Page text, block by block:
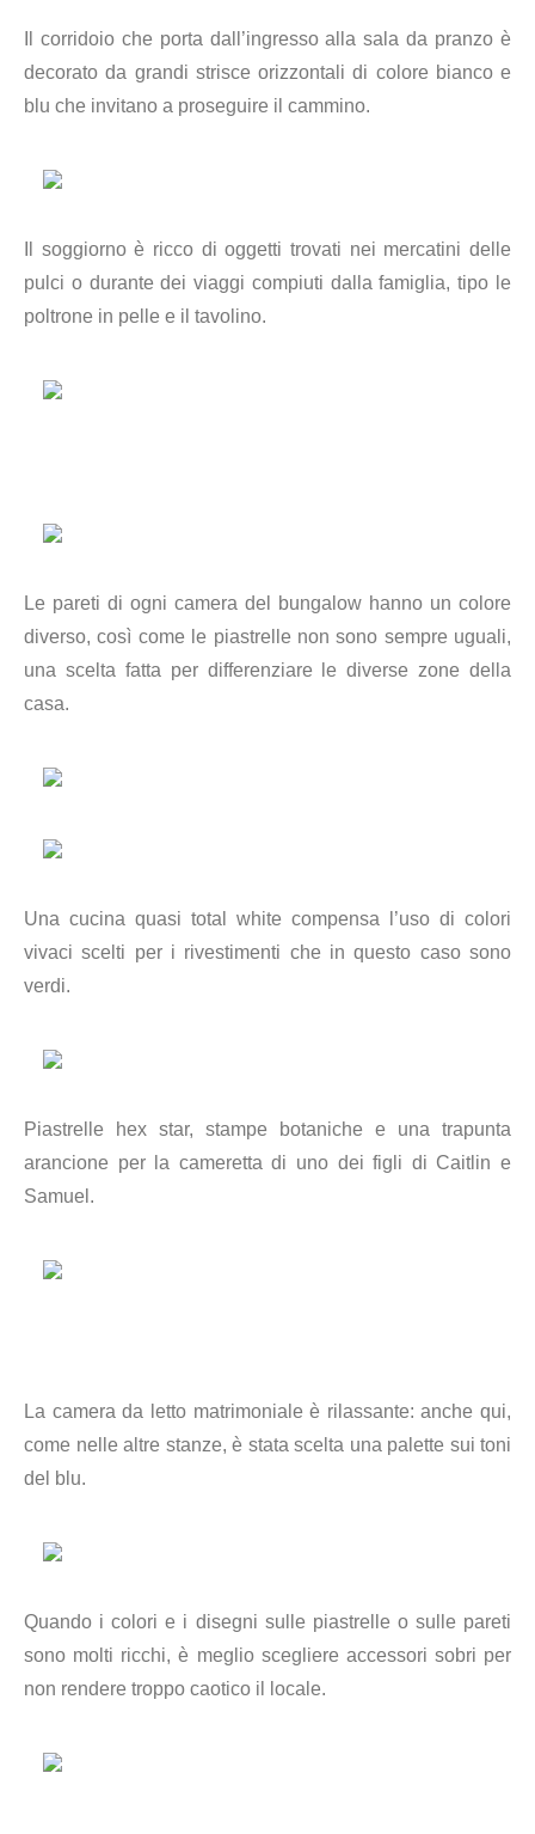
Il corridoio che porta dall’ingresso alla sala da pranzo è
decorato da grandi strisce orizzontali di colore bianco e
blu che invitano a proseguire il cammino.
Il soggiorno è ricco di oggetti trovati nei mercatini delle
pulci o durante dei viaggi compiuti dalla famiglia, tipo le
poltrone in pelle e il tavolino.
Le pareti di ogni camera del bungalow hanno un colore
diverso, così come le piastrelle non sono sempre uguali,
una scelta fatta per differenziare le diverse zone della
casa.
Una cucina quasi total white compensa l’uso di colori
vivaci scelti per i rivestimenti che in questo caso sono
verdi.
Piastrelle hex star, stampe botaniche e una trapunta
arancione per la cameretta di uno dei figli di Caitlin e
Samuel.
La camera da letto matrimoniale è rilassante: anche qui,
come nelle altre stanze, è stata scelta una palette sui toni
del blu.
Quando i colori e i disegni sulle piastrelle o sulle pareti
sono molti ricchi, è meglio scegliere accessori sobri per
non rendere troppo caotico il locale.